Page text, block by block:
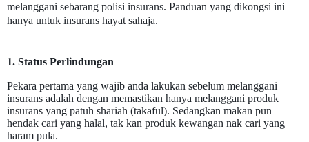
melanggani sebarang polisi insurans. Panduan yang dikongsi ini
hanya untuk insurans hayat sahaja.
1. Status Perlindungan
Pekara pertama yang wajib anda lakukan sebelum melanggani
insurans adalah dengan memastikan hanya melanggani produk
insurans yang patuh shariah (takaful). Sedangkan makan pun
hendak cari yang halal, tak kan produk kewangan nak cari yang
haram pula.